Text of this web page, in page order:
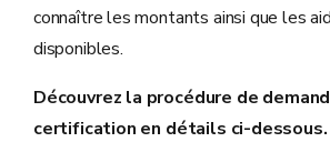
connaître les montants ainsi que les
disponibles.
Découvrez la procédure de
certification en détails ci-dessous.